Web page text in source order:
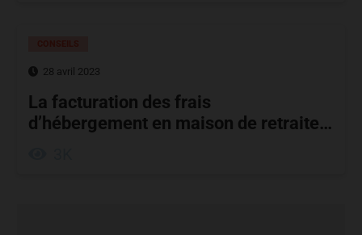
28 avril 2023
La facturation des frais
d’hébergement en maison de retraite…